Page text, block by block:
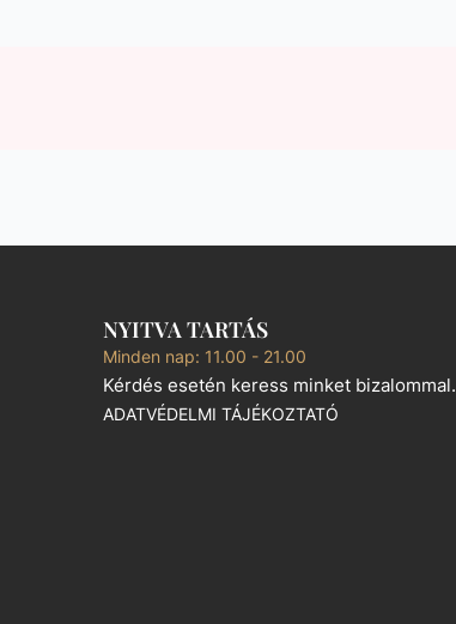
NYITVA TARTÁS
Minden nap: 11.00 - 21.00
Kérdés esetén keress minket bizalommal.
ADATVÉDELMI TÁJÉKOZTATÓ